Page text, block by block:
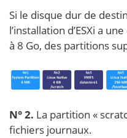
Si le disque dur de
l’installation d’ESXi a
à 8 Go, des partitions
N° 2. La partition «
fichiers journaux.